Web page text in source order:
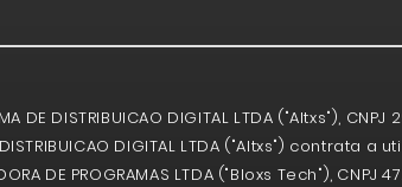
DISTRIBUICAO DIGITAL LTDA ("Altxs"),
DIGITAL LTDA ("Altxs")
DE PROGRAMAS LTDA ("Bloxs Tech"), CNPJ